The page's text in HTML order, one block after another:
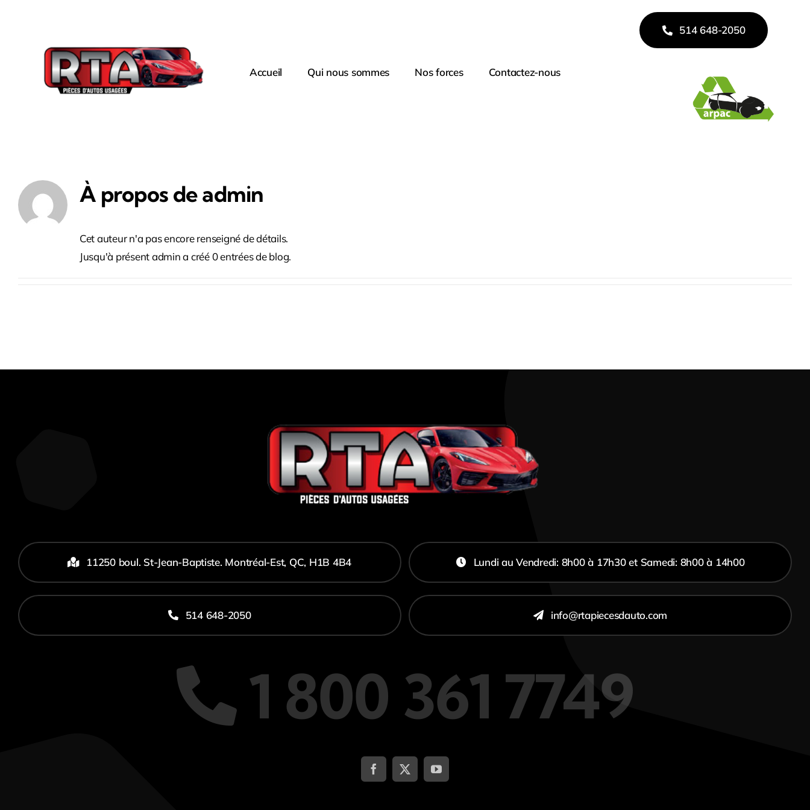
Accueil Qui nous sommes Nos forces Contactez-nous
514 648-2050
À propos deadmin
Cet auteur n'a pas encore renseigné de détails.
Jusqu'à présent admin a créé 0 entrées de blog.
11250 boul. St-Jean-Baptiste. Montréal-Est, QC, H1B 4B4 Lundi au Vendredi: 8h00 à 17h30 et Samedi: 8h00 à 14h00
514 648-2050 info@rtapiecesdauto.com
1 800 361 7749